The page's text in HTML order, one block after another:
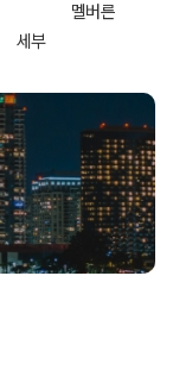
멜버른
세부